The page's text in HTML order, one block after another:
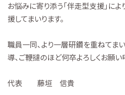
お悩みに寄り添う「伴走型支援」に
援してまいります。
職員一同、より一層研鑽を重ねてま
導、ご鞭撻のほど何卒よろしくお願い
代表 藤垣 信貴